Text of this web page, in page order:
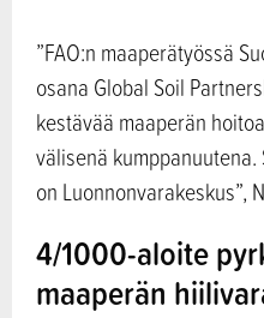
”FAO:n maaperätyössä
osana Global Soil
kestävää maaperän
välisenä
on Luonnonvarakeskus”,
4/1000-aloite
maaperän